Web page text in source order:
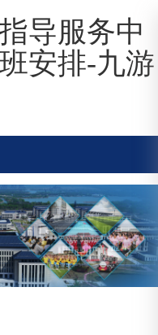
导服务中
安排-九游